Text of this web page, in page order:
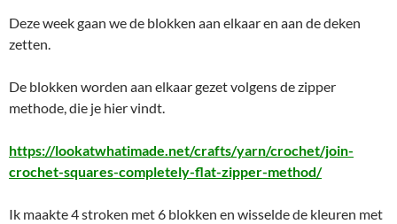
Deze week gaan we de blokken aan elkaar en aan de deken
zetten.
De blokken worden aan elkaar gezet volgens de zipper
methode, die je hier vindt.
https://lookatwhatimade.net/crafts/yarn/crochet/join-
crochet-squares-completely-flat-zipper-method/
Ik maakte 4 stroken met 6 blokken en wisselde de kleuren met